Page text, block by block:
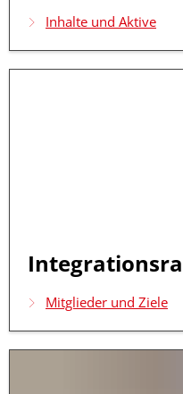
Inhalte und Aktive
Mitglieder und Ziele